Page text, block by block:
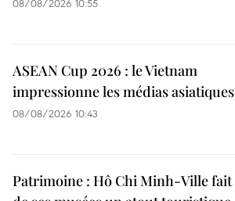
08/08/2026 10:55
ASEAN Cup 2026 : le Vietnam
impressionne les médias asiatiques
08/08/2026 10:43
Patrimoine : Hô Chi Minh-Ville fait